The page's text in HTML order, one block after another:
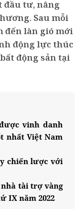
tư, nâng
Sau mỗi
đến làn gió mới
động lực thúc
động sản tại
vinh danh
nhất Việt Nam
chiến lược với
tài trợ vàng
IX năm 2022